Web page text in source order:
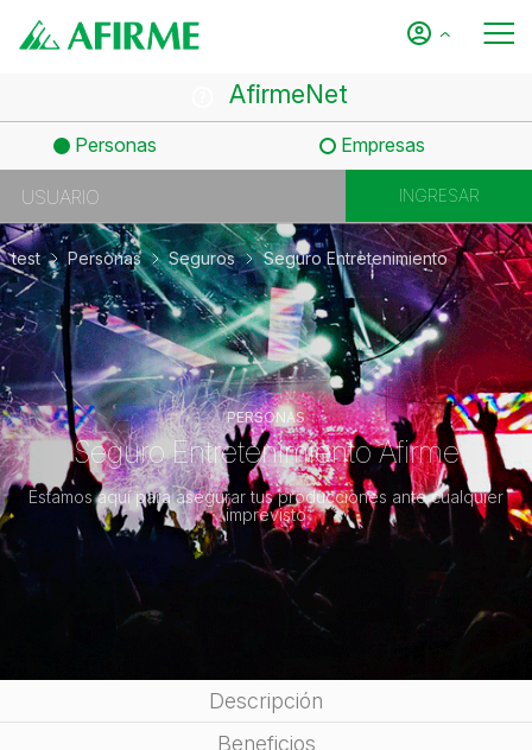
AfirmeNet
Personas Empresas
test Personas Seguros Seguro Entretenimiento
PERSONAS
Seguro Entretenimiento Afirme
Estamos aquí para asegurar tus producciones ante cualquier
imprevisto
Descripción
Beneficios